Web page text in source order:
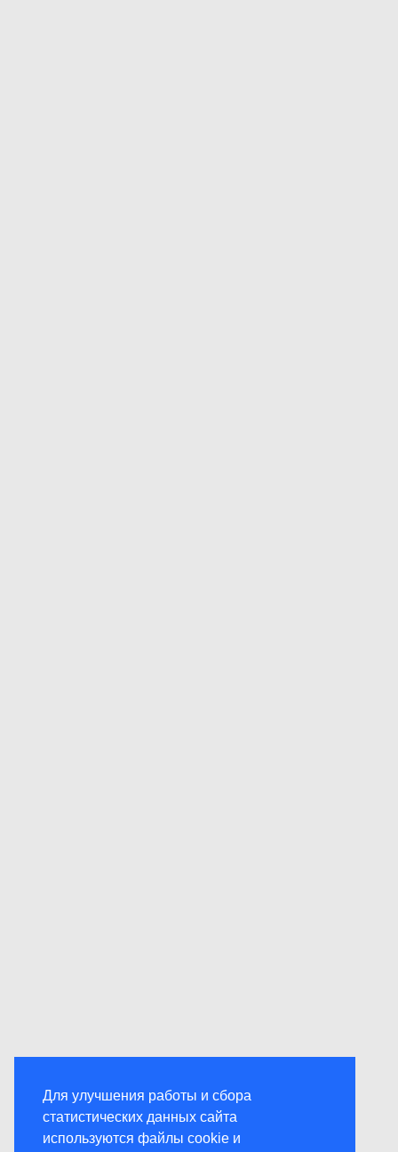
Для улучшения работы и сбора
статистических данных сайта
используются файлы cookie и